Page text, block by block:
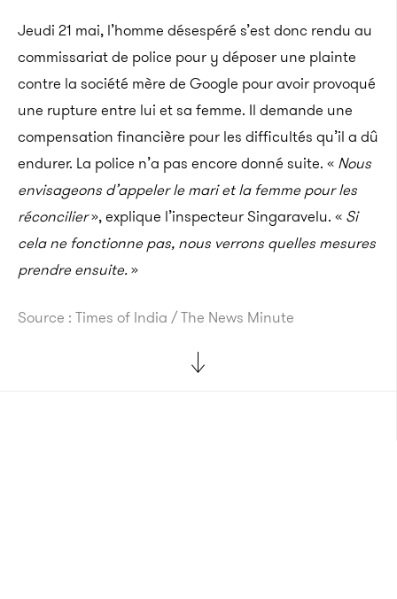
Jeudi 21 mai, l’homme désespéré s’est donc rendu au
commissariat de police pour y déposer une plainte
contre la société mère de Google pour avoir provoqué
une rupture entre lui et sa femme. Il demande une
compensation financière pour les difficultés qu’il a dû
endurer. La police n’a pas encore donné suite. « Nous
envisageons d’appeler le mari et la femme pour les
réconcilier», explique l’inspecteur Singaravelu. « Si
cela ne fonctionne pas, nous verrons quelles mesures
prendre ensuite.»
Source : Times of India / The News Minute